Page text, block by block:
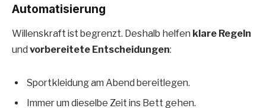
Automatisierung
Willenskraft ist begrenzt. Deshalb helfen klare Regeln
und vorbereitete Entscheidungen:
Sportkleidung am Abend bereitlegen.
Immer um dieselbe Zeit ins Bett gehen.